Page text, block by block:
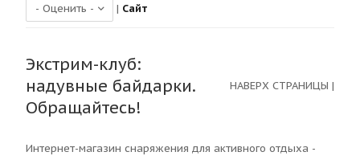
| Сайт
Экстрим-клуб:
надувные байдарки.
Обращайтесь!
НАВЕРХ СТРАНИЦЫ |
Интернет-магазин снаряжения для активного отдыха -